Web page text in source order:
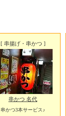
[ 串揚げ・串かつ ]
串かつ 名代
串かつ3本サービス♪